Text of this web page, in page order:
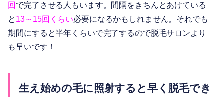
回で完了させる人もいます。間隔をきちんとあけている
と 13～15回くらい必要になるかもしれません。それでも
期間にすると半年くらいで完了するので脱毛サロンより
も早いです！
生え始めの毛に照射すると早く脱毛でき